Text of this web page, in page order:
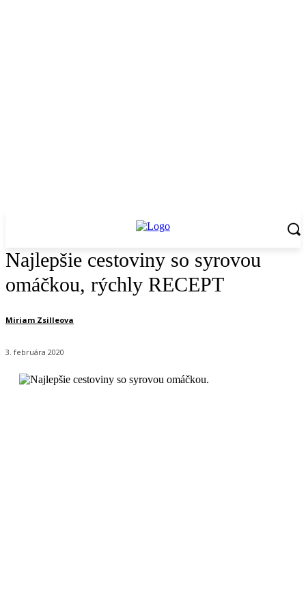
Najlepšie cestoviny so syrovou
omáčkou, rýchly RECEPT
Miriam Zsilleova
3. februára 2020